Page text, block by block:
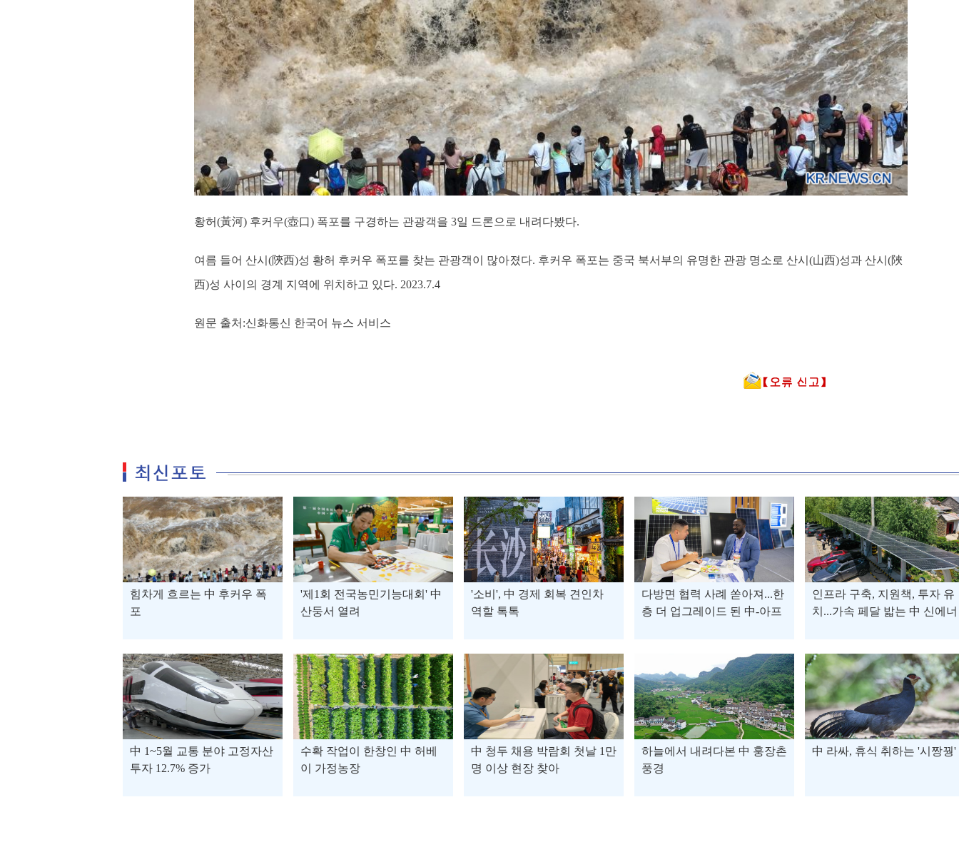
황허(黃河) 후커우(壺口) 폭포를 구경하는 관광객을 3일 드론으로 내려다봤다.
여름 들어 산시(陝西)성 황허 후커우 폭포를 찾는 관광객이 많아졌다. 후커우 폭포는 중국 북서부의 유명한 관광 명소로 산시(山西)성과 산시(陜
西)성 사이의 경계 지역에 위치하고 있다. 2023.7.4
원문 출처:신화통신 한국어 뉴스 서비스
힘차게 흐르는 中 후커우 폭
포
'제1회 전국농민기능대회' 中
산둥서 열려
'소비', 中 경제 회복 견인차
역할 톡톡
다방면 협력 사례 쏟아져...한
층 더 업그레이드 된 中-아프
인프라 구축, 지원책, 투자 유
치...가속 페달 밟는 中 신에너
中 1~5월 교통 분야 고정자산
투자 12.7% 증가
수확 작업이 한창인 中 허베
이 가정농장
中 청두 채용 박람회 첫날 1만
명 이상 현장 찾아
하늘에서 내려다본 中 훙장촌
풍경
中 라싸, 휴식 취하는 '시짱꿩'